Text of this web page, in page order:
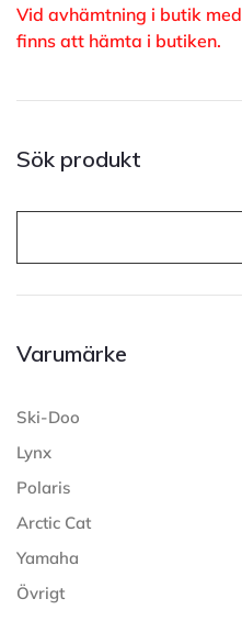
Vid avhämtning i butik
finns att hämta i butiken.
Sök produkt
Varumärke
Ski-Doo
Lynx
Polaris
Arctic Cat
Yamaha
Övrigt